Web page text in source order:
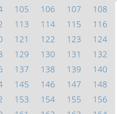
105 106 107
108
113 114 115
116
121 122 123
124
129 130 131
132
137 138 139
140
145 146 147
148
153 154 155
156